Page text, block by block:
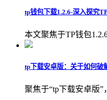
tp钱包下载1.2.6-深入探究
本文聚焦于TP钱包
tp下载安卓版：关于如何破
聚焦于“tp下载安卓版”